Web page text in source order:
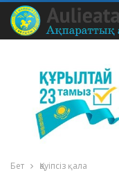
Бет Қауіпсіз қала